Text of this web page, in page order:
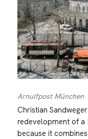
Arnulfpost München
Christian
redevelopment of
because it